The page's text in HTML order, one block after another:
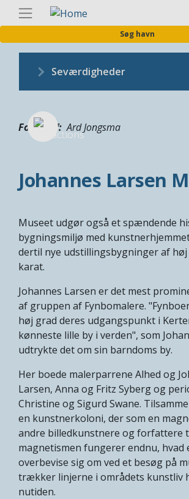
Søg havn
Seværdigheder
Fotograf Ard Jongsma
Johannes Larsen
Museet udgør også et spændende
bygningsmiljø med
dertil nye udstillingsbygninger af
karat.
Johannes Larsen er det mest
af gruppen af Fynbomalere.
høj grad deres udgangspunkt i
kønneste lille by i verden", som
udtrykte det om sin barndoms by.
Her boede malerparrene Alhed og
Larsen, Anna og Fritz Syberg og
Christine og Sigurd Swane.
en kunstnerkoloni, der som en
andre billedkunstnere og forfattere
magnetismen fungerer endnu, hvad
overbevise sig om ved et besøg på
trækker linjerne i områdets kunstliv
nutiden.